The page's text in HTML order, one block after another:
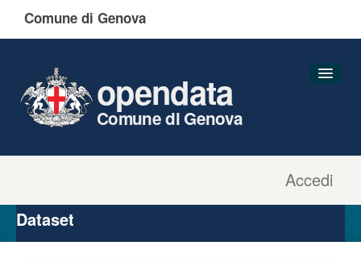
Comune di Genova
Accedi
opendata
Comune di Genova
Organizzazioni
Gruppi
Dataset